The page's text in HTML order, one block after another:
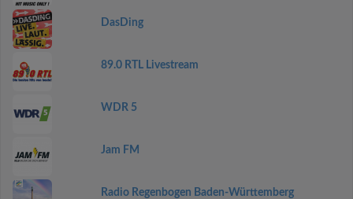
DasDing
89.0 RTL Livestream
WDR 5
Jam FM
Radio Regenbogen Baden-Württemberg